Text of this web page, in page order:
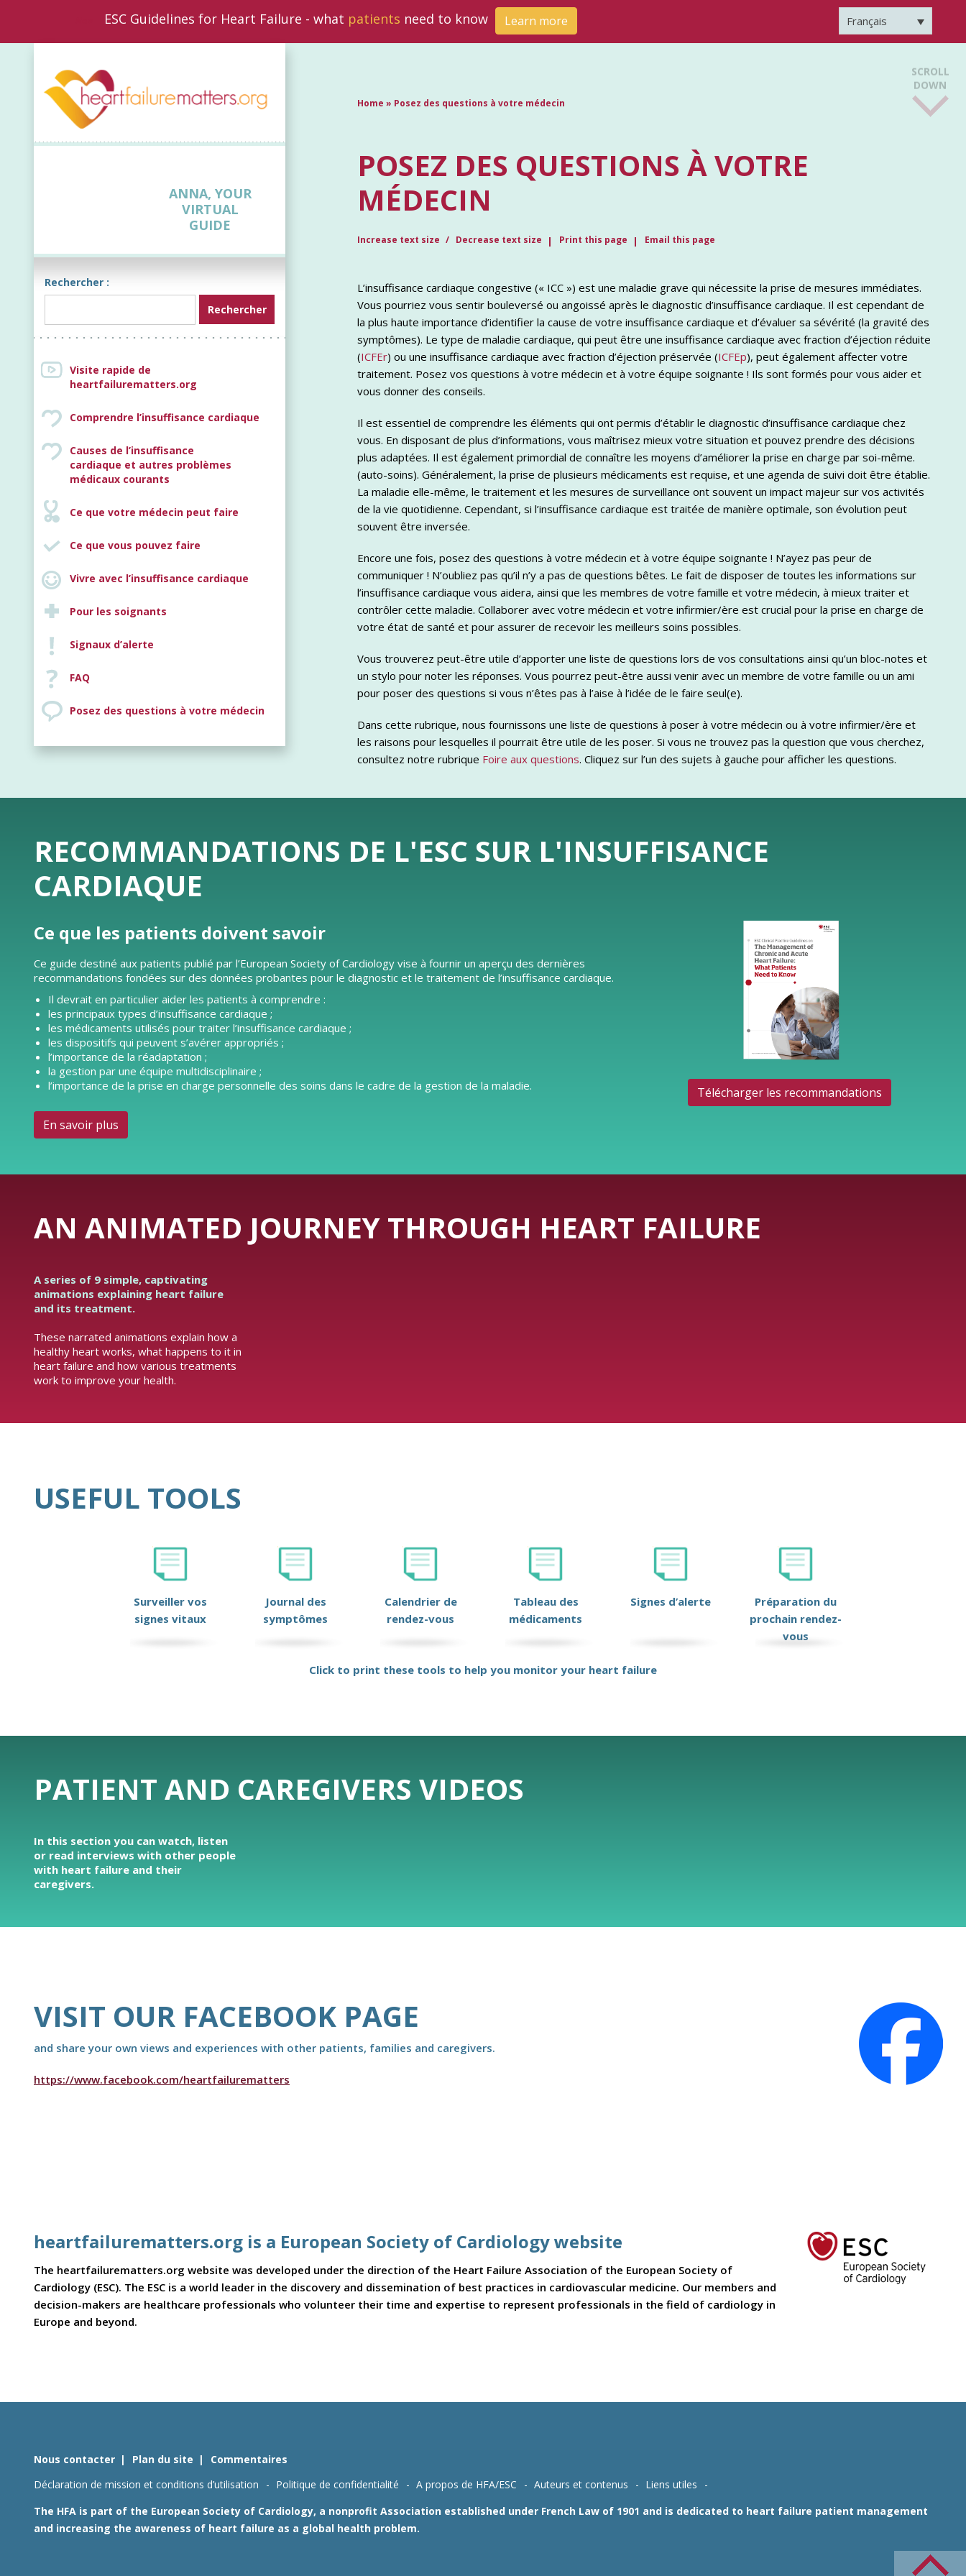
ESC Guidelines for Heart Failure - what patients need to know Learn more Français
ANNA, YOUR
VIRTUAL
GUIDE
Rechercher :
Visite rapide de
heartfailurematters.org
Comprendre l’insuffisance cardiaque
Causes de l’insuffisance
cardiaque et autres problèmes
médicaux courants
Ce que votre médecin peut faire
Ce que vous pouvez faire
Vivre avec l’insuffisance cardiaque
Pour les soignants
Signaux d’alerte
FAQ
Posez des questions à votre médecin
Home » Posez des questions à votre médecin
POSEZ DES QUESTIONS À VOTRE
MÉDECIN
Increase text size Decrease text size Print this page Email this page
L’insuffisance cardiaque congestive (« ICC ») est une maladie grave qui nécessite la prise de mesures immédiates.
Vous pourriez vous sentir bouleversé ou angoissé après le diagnostic d’insuffisance cardiaque. Il est cependant de
la plus haute importance d’identifier la cause de votre insuffisance cardiaque et d’évaluer sa sévérité (la gravité des
symptômes). Le type de maladie cardiaque, qui peut être une insuffisance cardiaque avec fraction d’éjection réduite
(ICFEr) ou une insuffisance cardiaque avec fraction d’éjection préservée (ICFEp), peut également affecter votre
traitement. Posez vos questions à votre médecin et à votre équipe soignante ! Ils sont formés pour vous aider et
vous donner des conseils.
Il est essentiel de comprendre les éléments qui ont permis d’établir le diagnostic d’insuffisance cardiaque chez
vous. En disposant de plus d’informations, vous maîtrisez mieux votre situation et pouvez prendre des décisions
plus adaptées. Il est également primordial de connaître les moyens d’améliorer la prise en charge par soi-même.
(auto-soins). Généralement, la prise de plusieurs médicaments est requise, et une agenda de suivi doit être établie.
La maladie elle-même, le traitement et les mesures de surveillance ont souvent un impact majeur sur vos activités
de la vie quotidienne. Cependant, si l’insuffisance cardiaque est traitée de manière optimale, son évolution peut
souvent être inversée.
Encore une fois, posez des questions à votre médecin et à votre équipe soignante ! N’ayez pas peur de
communiquer ! N’oubliez pas qu’il n’y a pas de questions bêtes. Le fait de disposer de toutes les informations sur
l’insuffisance cardiaque vous aidera, ainsi que les membres de votre famille et votre médecin, à mieux traiter et
contrôler cette maladie. Collaborer avec votre médecin et votre infirmier/ère est crucial pour la prise en charge de
votre état de santé et pour assurer de recevoir les meilleurs soins possibles.
Vous trouverez peut-être utile d’apporter une liste de questions lors de vos consultations ainsi qu’un bloc-notes et
un stylo pour noter les réponses. Vous pourrez peut-être aussi venir avec un membre de votre famille ou un ami
pour poser des questions si vous n’êtes pas à l’aise à l’idée de le faire seul(e).
Dans cette rubrique, nous fournissons une liste de questions à poser à votre médecin ou à votre infirmier/ère et
les raisons pour lesquelles il pourrait être utile de les poser. Si vous ne trouvez pas la question que vous cherchez,
consultez notre rubrique Foire aux questions. Cliquez sur l’un des sujets à gauche pour afficher les questions.
RECOMMANDATIONS DE L'ESC SUR L'INSUFFISANCE
CARDIAQUE
Ce que les patients doivent savoir
Ce guide destiné aux patients publié par l’European Society of Cardiology vise à fournir un aperçu des dernières
recommandations fondées sur des données probantes pour le diagnostic et le traitement de l’insuffisance cardiaque.
Il devrait en particulier aider les patients à comprendre :
les principaux types d’insuffisance cardiaque ;
les médicaments utilisés pour traiter l’insuffisance cardiaque ;
les dispositifs qui peuvent s’avérer appropriés ;
l’importance de la réadaptation ;
la gestion par une équipe multidisciplinaire ;
l’importance de la prise en charge personnelle des soins dans le cadre de la gestion de la maladie.
En savoir plus
Télécharger les recommandations
AN ANIMATED JOURNEY THROUGH HEART FAILURE
A series of 9 simple, captivating
animations explaining heart failure
and its treatment.
These narrated animations explain how a
healthy heart works, what happens to it in
heart failure and how various treatments
work to improve your health.
USEFUL TOOLS
Surveiller vos
signes vitaux
Journal des
symptômes
Calendrier de
rendez-vous
Tableau des
médicaments
Signes d’alerte
Préparation du
prochain rendez-
vous
Click to print these tools to help you monitor your heart failure
PATIENT AND CAREGIVERS VIDEOS
In this section you can watch, listen
or read interviews with other people
with heart failure and their
caregivers.
VISIT OUR FACEBOOK PAGE
and share your own views and experiences with other patients, families and caregivers.
https://www.facebook.com/heartfailurematters
heartfailurematters.org is a European Society of Cardiology website
The heartfailurematters.org website was developed under the direction of the Heart Failure Association of the European Society of
Cardiology (ESC). The ESC is a world leader in the discovery and dissemination of best practices in cardiovascular medicine. Our members and
decision-makers are healthcare professionals who volunteer their time and expertise to represent professionals in the field of cardiology in
Europe and beyond.
Nous contacter Plan du site
Commentaires
Déclaration de mission et conditions d’utilisation
Politique de confidentialité A propos de HFA/ESC Auteurs et contenus
Liens utiles
The HFA is part of the European Society of Cardiology, a nonprofit Association established under French Law of 1901 and is dedicated to heart failure patient management
and increasing the awareness of heart failure as a global health problem.
SCROLL
DOWN